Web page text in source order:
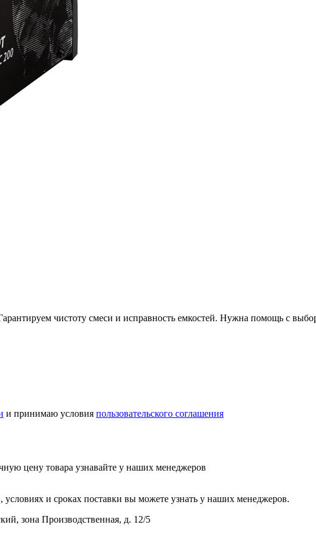
чистоту смеси и исправность емкостей. Нужна помощь с
и принимаю условия пользовательского соглашения
цену товара узнавайте у наших менеджеров
и сроках поставки вы можете узнать у наших менеджеров.
зона Производственная, д. 12/5